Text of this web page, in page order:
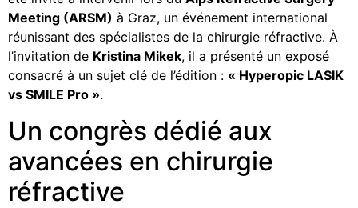
Meeting (ARSM) à Graz, un événement international
réunissant des spécialistes de la chirurgie réfractive. À
l’invitation de Kristina Mikek, il a présenté un exposé
consacré à un sujet clé de l’édition : « Hyperopic LASIK
vs SMILE Pro ».
Un congrès dédié aux
avancées en chirurgie
réfractive